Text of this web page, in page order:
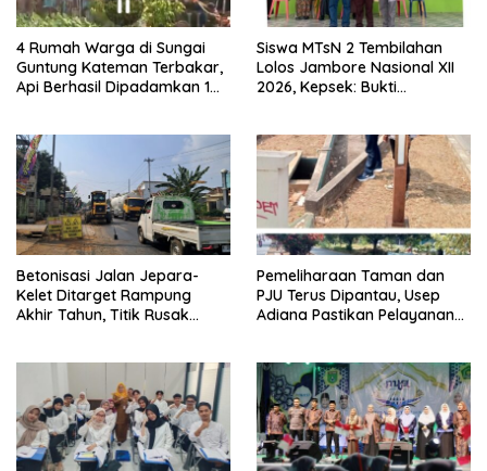
4 Rumah Warga di Sungai
Guntung Kateman Terbakar,
Api Berhasil Dipadamkan 1
Siswa MTsN 2 Tembilahan
Lolos Jambore Nasional XII
2026, Kepsek: Bukti
Betonisasi Jalan Jepara-
Kelet Ditarget Rampung
Akhir Tahun, Titik Rusak
Pemeliharaan Taman dan
PJU Terus Dipantau, Usep
Adiana Pastikan Pelayanan